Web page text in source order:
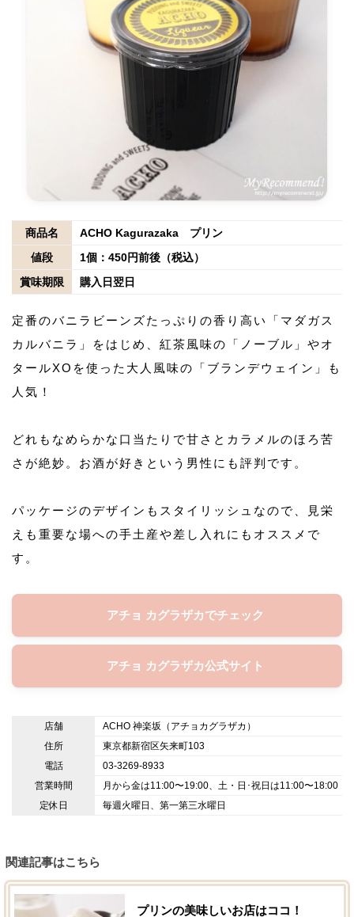
商品名
ACHO Kagurazaka プリン
値段
1個：450円前後（税込）
賞味期限
購入日翌日
定番のバニラビーンズたっぷりの香り高い「マダガス
カルバニラ」をはじめ、紅茶風味の「ノーブル」やオ
タールXOを使った大人風味の「ブランデウェイン」も
人気！
どれもなめらかな口当たりで甘さとカラメルのほろ苦
さが絶妙。お酒が好きという男性にも評判です。
パッケージのデザインもスタイリッシュなので、見栄
えも重要な場への手土産や差し入れにもオススメで
す。
アチョ カグラザカでチェック
アチョ カグラザカ公式サイト
店舗
ACHO 神楽坂（アチョカグラザカ）
住所
東京都新宿区矢来町103
電話
03-3269-8933
営業時間
月から金は11:00〜19:00、土・日･祝日は11:00〜18:00
定休日
毎週火曜日、第一第三水曜日
関連記事はこちら
プリンの美味しいお店はココ！